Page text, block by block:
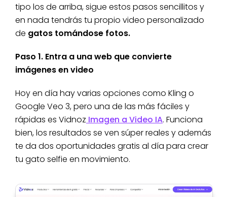
tipo los de arriba, sigue estos pasos sencillitos y
en nada tendrás tu propio video personalizado
de gatos tomándose fotos.
Paso 1. Entra a una web que convierte
imágenes en video
Hoy en día hay varias opciones como Kling o
Google Veo 3, pero una de las más fáciles y
rápidas es Vidnoz Imagen a Video IA. Funciona
bien, los resultados se ven súper reales y además
te da dos oportunidades gratis al día para crear
tu gato selfie en movimiento.